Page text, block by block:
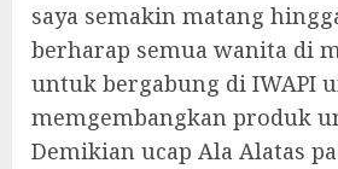
saya semakin matang
berharap semua wanita di
untuk bergabung di IWAPI
memgembangkan produk
Demikian ucap Ala Alatas